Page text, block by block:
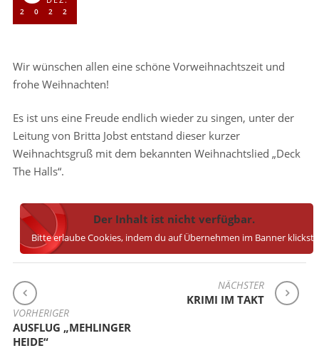
2022
Wir wünschen allen eine schöne Vorweihnachtszeit und
frohe Weihnachten!
Es ist uns eine Freude endlich wieder zu singen, unter der
Leitung von Britta Jobst entstand dieser kurzer
Weihnachtsgruß mit dem bekannten Weihnachtslied „Deck
The Halls“.
Der Inhalt ist nicht verfügbar.
Bitte erlaube Cookies, indem du auf Übernehmen im Banner klickst.
BEITRAGSNAVIGATION
VORHERIGER
AUSFLUG „MEHLINGER
HEIDE“
NÄCHSTER
KRIMI IM TAKT